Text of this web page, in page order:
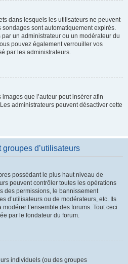
dans lesquels les utilisateurs ne peuvent
sont automatiquement expirés.
un administrateur ou un modérateur du
pouvez également verrouiller vos
par les administrateurs.
que l’auteur peut insérer afin
administrateurs peuvent désactiver cette
d’utilisateurs
possédant le plus haut niveau de
peuvent contrôler toutes les opérations
des permissions, le bannissement
d’utilisateurs ou de modérateurs, etc. Ils
l’ensemble des forums. Tout ceci
par le fondateur du forum.
individuels (ou des groupes